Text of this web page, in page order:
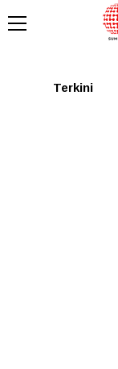
Tabagsel
Terkini